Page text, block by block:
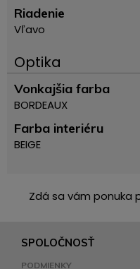
Riadenie
Vľavo
Optika
Vonkajšia farba
BORDEAUX
Farba interiéru
BEIGE
Zdá sa vám ponuka
SPOLOČNOSŤ
PODMIENKY